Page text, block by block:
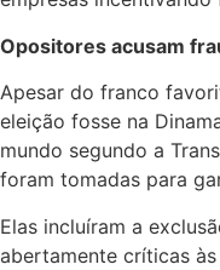
Opositores acusam
Apesar do franco
eleição fosse na
mundo segundo a
foram tomadas para
Elas incluíram a
abertamente críticas